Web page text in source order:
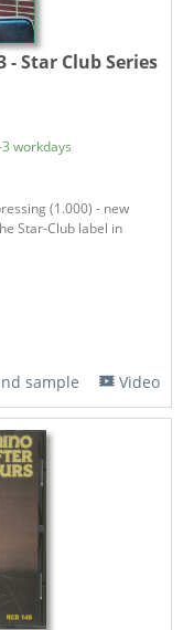
- Star Club Series
workdays
(1.000) - new
Star-Club label in
sample Video